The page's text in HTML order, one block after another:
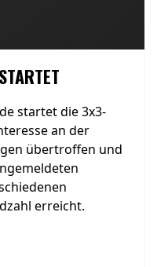
startet die 3x3-
an der
übertroffen und
erreicht.